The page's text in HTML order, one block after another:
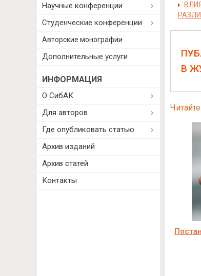
В
Научные конференции
Студенческие конференции
Авторские монографии
Дополнительные услуги
ИНФОРМАЦИЯ
О СибАК
Для авторов
Где опубликовать статью
Архив изданий
Архив статей
Контакты